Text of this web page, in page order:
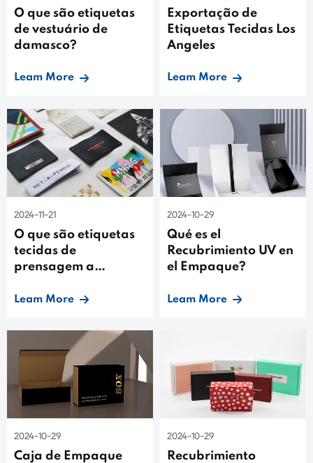
O que são etiquetas
de vestuário de
damasco?
Leam More
Exportação de
Etiquetas Tecidas Los
Angeles
Leam More
2024-11-21
O que são etiquetas
tecidas de
prensagem a
Leam More
2024-10-29
Qué es el
Recubrimiento UV en
el Empaque?
Leam More
2024-10-29
Caja de Empaque
2024-10-29
Recubrimiento